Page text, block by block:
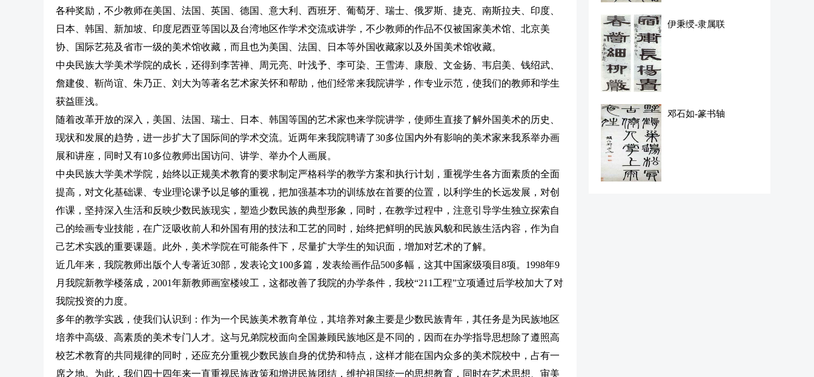
各种奖励，不少教师在美国、法国、英国、德国、意大利、西班牙、葡萄牙、瑞士、俄罗斯、捷克、南斯拉夫、印度、
日本、韩国、新加坡、印度尼西亚等国以及台湾地区作学术交流或讲学，不少教师的作品不仅被国家美术馆、北京美
协、国际艺苑及省市一级的美术馆收藏，而且也为美国、法国、日本等外国收藏家以及外国美术馆收藏。
中央民族大学美术学院的成长，还得到李苦禅、周元亮、叶浅予、李可染、王雪涛、康殷、文金扬、韦启美、钱绍武、
詹建俊、靳尚谊、朱乃正、刘大为等著名艺术家关怀和帮助，他们经常来我院讲学，作专业示范，使我们的教师和学生
获益匪浅。
随着改革开放的深入，美国、法国、瑞士、日本、韩国等国的艺术家也来学院讲学，使师生直接了解外国美术的历史、
现状和发展的趋势，进一步扩大了国际间的学术交流。近两年来我院聘请了30多位国内外有影响的美术家来我系举办画
展和讲座，同时又有10多位教师出国访问、讲学、举办个人画展。
中央民族大学美术学院，始终以正规美术教育的要求制定严格科学的教学方案和执行计划，重视学生各方面素质的全面
提高，对文化基础课、专业理论课予以足够的重视，把加强基本功的训练放在首要的位置，以利学生的长远发展，对创
作课，坚持深入生活和反映少数民族现实，塑造少数民族的典型形象，同时，在教学过程中，注意引导学生独立探索自
己的绘画专业技能，在广泛吸收前人和外国有用的技法和工艺的同时，始终把鲜明的民族风貌和民族生活内容，作为自
己艺术实践的重要课题。此外，美术学院在可能条件下，尽量扩大学生的知识面，增加对艺术的了解。
近几年来，我院教师出版个人专著近30部，发表论文100多篇，发表绘画作品500多幅，这其中国家级项目8项。1998年9
月我院新教学楼落成，2001年新教师画室楼竣工，这都改善了我院的办学条件，我校“211工程”立项通过后学校加大了对
我院投资的力度。
多年的教学实践，使我们认识到：作为一个民族美术教育单位，其培养对象主要是少数民族青年，其任务是为民族地区
培养中高级、高素质的美术专门人才。这与兄弟院校面向全国兼顾民族地区是不同的，因而在办学指导思想除了遵照高
校艺术教育的共同规律的同时，还应充分重视少数民族自身的优势和特点，这样才能在国内众多的美术院校中，占有一
席之地。为此，我们四十四年来一直重视民族政策和增进民族团结，维护祖国统一的思想教育，同时在艺术思想、审美
伊秉绶-隶属联
邓石如-篆书轴